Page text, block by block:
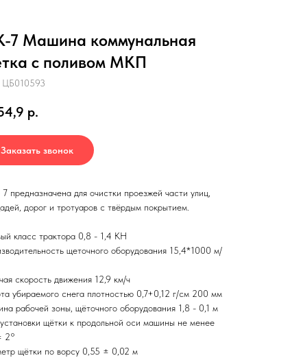
7 Машина коммунальная
с поливом МКП
ЦБ010593
р.
Заказать звонок
предназначена для очистки проезжей части улиц,
дорог и тротуаров с твёрдым покрытием.
класс трактора 0,8 - 1,4 КН
щеточного оборудования 15,4*1000 м/
скорость движения 12,9 км/ч
убираемого снега плотностью 0,7+0,12 г/см 200 мм
рабочей зоны, щёточного оборудования 1,8 - 0,1 м
щётки к продольной оси машины не менее
2°
щётки по ворсу 0,55 ± 0,02 м